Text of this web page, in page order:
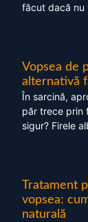
făcut dacă nu
Vopsea de
alternativă
În sarcină,
păr trece prin
sigur? Firele
Tratament
vopsea:
naturală